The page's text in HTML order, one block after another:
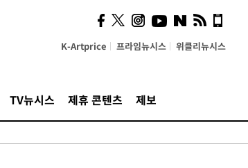
K-Artprice 프라임뉴시스 위클리뉴시스
TV뉴시스 제휴 콘텐츠 제보